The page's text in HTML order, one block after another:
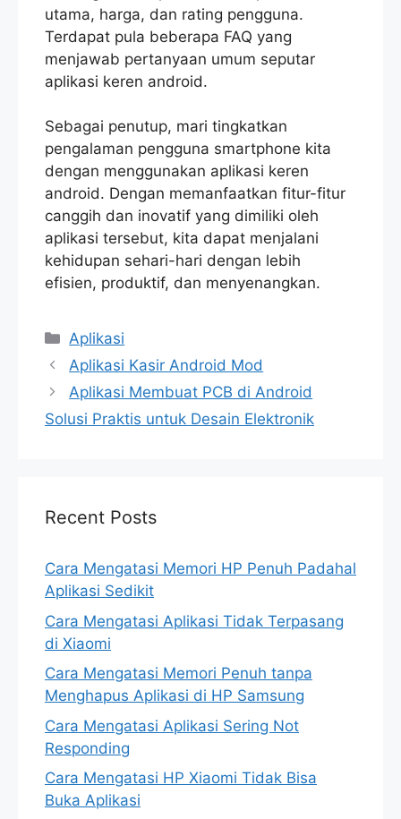
utama, harga, dan rating pengguna.
Terdapat pula beberapa FAQ yang
menjawab pertanyaan umum seputar
aplikasi keren android.
Sebagai penutup, mari tingkatkan
pengalaman pengguna smartphone kita
dengan menggunakan aplikasi keren
android. Dengan memanfaatkan fitur-fitur
canggih dan inovatif yang dimiliki oleh
aplikasi tersebut, kita dapat menjalani
kehidupan sehari-hari dengan lebih
efisien, produktif, dan menyenangkan.
Categories
Aplikasi
Aplikasi Kasir Android Mod
Aplikasi Membuat PCB di Android
Solusi Praktis untuk Desain Elektronik
Recent Posts
Cara Mengatasi Memori HP Penuh Padahal
Aplikasi Sedikit
Cara Mengatasi Aplikasi Tidak Terpasang
di Xiaomi
Cara Mengatasi Memori Penuh tanpa
Menghapus Aplikasi di HP Samsung
Cara Mengatasi Aplikasi Sering Not
Responding
Cara Mengatasi HP Xiaomi Tidak Bisa
Buka Aplikasi